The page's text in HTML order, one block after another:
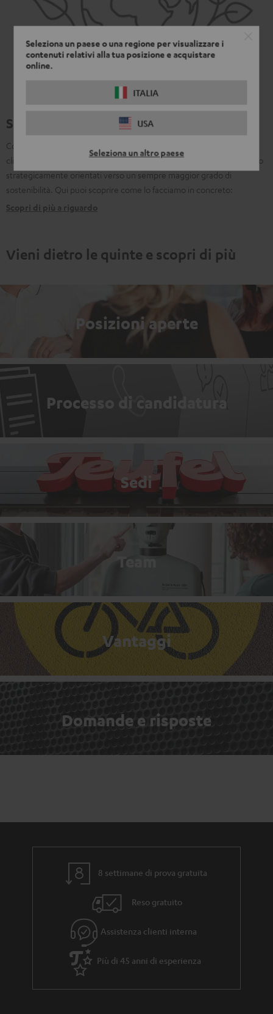
Seleziona un paese o una regione per visualizzare i
contenuti relativi alla tua posizione e acquistare
online.
ITALIA
USA
Seleziona un altro paese
Sostenibilità
Come azienda non siamo solo responsabili nei confronti dei nostri
clienti, ma anche nei confronti del nostro pianeta. Ecco perchè siamo
strategicamente orientati verso un sempre maggior grado di
sostenibilità. Qui puoi scoprire come lo facciamo in concreto:
Scopri di più a riguardo
Vieni dietro le quinte e scopri di più
Posizioni aperte
Processo di candidatura
Sedi
Team
Vantaggi
Domande e risposte
8 settimane di prova gratuita
Reso gratuito
Assistenza clienti interna
Più di 45 anni di esperienza